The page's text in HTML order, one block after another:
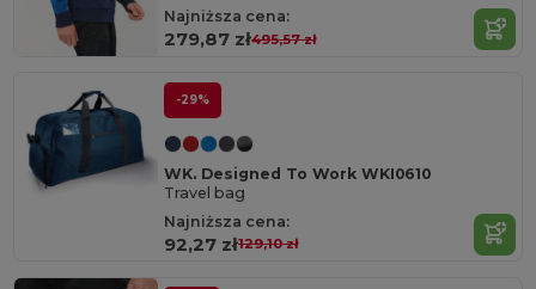
Najniższa cena:
279,87 zł495,57 zł
-29%
WK. Designed To Work WKI0610
Travel bag
Najniższa cena:
92,27 zł129,10 zł